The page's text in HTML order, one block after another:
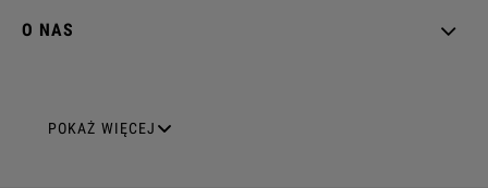
O NAS
GNIAZDA ELEKTRYCZNE
POKAŻ WIĘCEJ